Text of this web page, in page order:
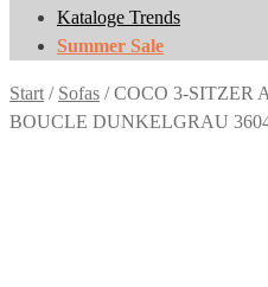
Kataloge Trends
Summer Sale
Start / Sofas /COCO 3-SITZER
BOUCLE DUNKELGRAU